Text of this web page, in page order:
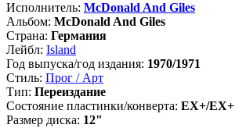
Исполнитель: McDonald And Giles
Альбом: McDonald And Giles
Страна: Германия
Лейбл: Island
Год выпуска/год издания: 1970/1971
Стиль: Прог / Арт
Тип: Переиздание
Состояние пластинки/конверта: EX+/EX+
Размер диска: 12"